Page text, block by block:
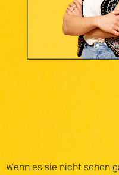
Wenn es sie nicht schon